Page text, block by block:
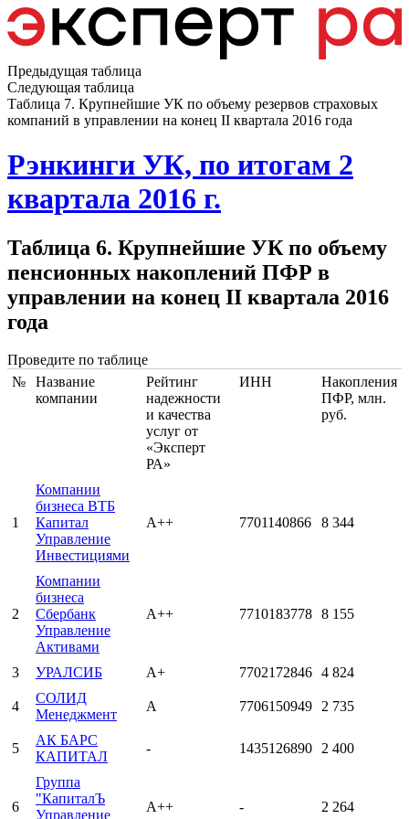
Предыдущая таблица
Следующая таблица
Таблица 7. Крупнейшие УК по объему резервов страховых
компаний в управлении на конец II квартала 2016 года
Рэнкинги УК, по итогам 2
квартала 2016 г.
Таблица 6. Крупнейшие УК по объему
пенсионных накоплений ПФР в
управлении на конец II квартала 2016
года
Проведите по таблице
№
Название
компании
Рейтинг
надежности
и качества
услуг от
«Эксперт
РА»
ИНН
Накопления
ПФР, млн.
руб.
1
Компании
бизнеса ВТБ
Капитал
Управление
Инвестициями
А++ 7701140866 8 344
2
Компании
бизнеса
Сбербанк
Управление
Активами
А++ 7710183778 8 155
3 УРАЛСИБ А+ 7702172846 4 824
4
СОЛИД
Менеджмент
А 7706150949 2 735
5
АК БАРС
КАПИТАЛ
- 1435126890 2 400
6
Группа
"КапиталЪ
Управление
А++ - 2 264